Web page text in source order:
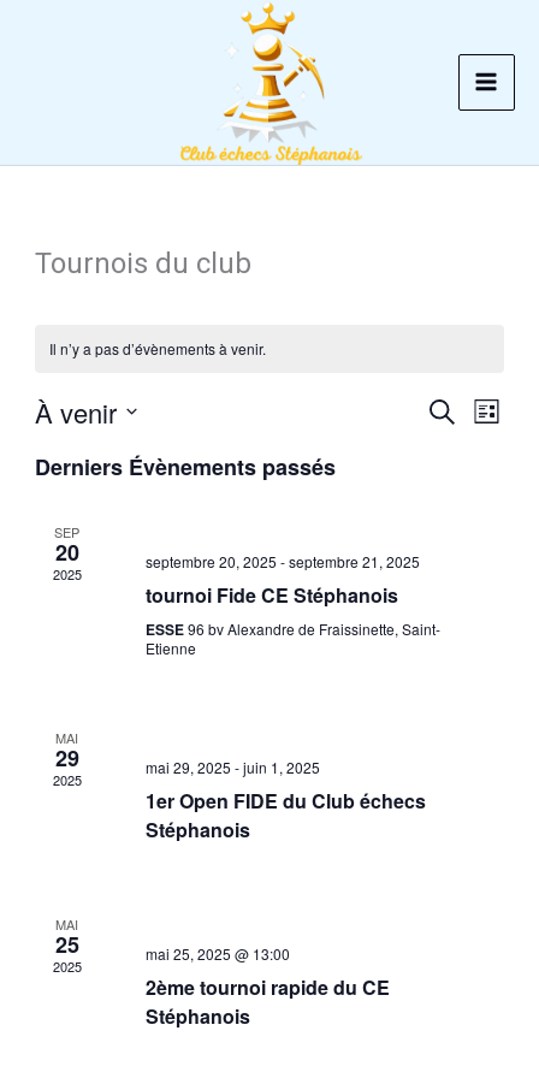
Tournois du club
Il n’y a pas d’évènements à venir.
Recherche
Recherche
Liste
À venir
une
Derniers Évènements passés
SEP
20
2025
septembre 20, 2025 -septembre 21, 2025
tournoi Fide CE Stéphanois
ESSE96 bv Alexandre de Fraissinette, Saint-
Etienne
MAI
29
2025
mai 29, 2025 -juin 1, 2025
1er Open FIDE du Club échecs
Stéphanois
MAI
25
2025
mai 25, 2025 @ 13:00
2ème tournoi rapide du CE
Stéphanois